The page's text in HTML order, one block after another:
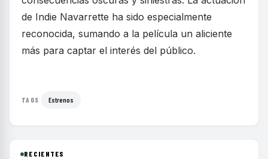
de Indie Navarrette ha sido especialmente
reconocida, sumando a la película un aliciente
más para captar el interés del público.
TAGS Estrenos
RECIENTES